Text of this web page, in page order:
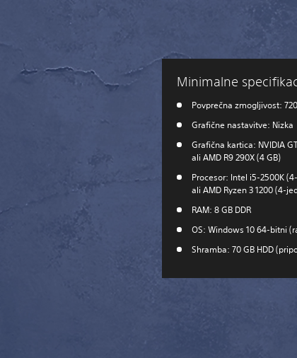
Minimalne
Povprečna zmogljivost:
Grafične nastavitve: Nizka
Grafična kartica: NVIDIA
ali AMD R9 290X (4 GB)
Procesor: Intel i5-2500K
ali AMD Ryzen 3 1200 (4-
RAM: 8 GB DDR
OS: Windows 10 64-bitni
Shramba: 70 GB HDD